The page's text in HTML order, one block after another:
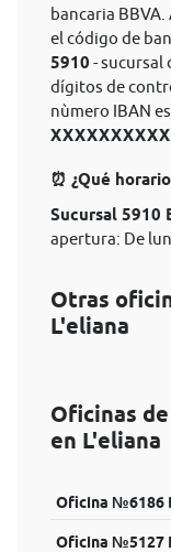
bancaria
el código de
5910 - sucursal
dígitos de
nùmero IBAN
XXXXXXXXXX
⏰ ¿Qué
Sucursal 5910
apertura: De
Otras
L'eliana
Oficinas
en L'eliana
Oficina №6186
Oficina №5127